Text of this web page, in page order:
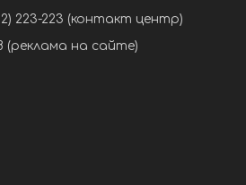
223-223 (контакт центр)
(реклама на сайте)